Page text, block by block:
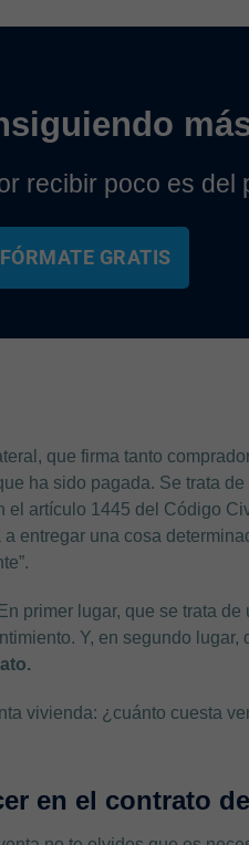
recibir poco es del
GRATIS
que firma tanto
ha sido pagada. Se trata de
artículo 1445 del Código
entregar una cosa
primer lugar, que se trata de
Y, en segundo
vivienda: ¿cuánto cuesta
en el contrato